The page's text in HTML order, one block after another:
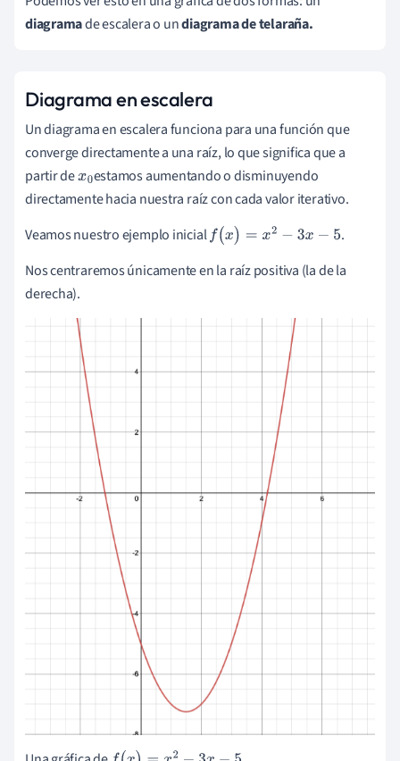
diagramade escalera o undiagrama de telaraña.
Diagrama en escalera
Un diagrama en escalera funciona para una función que
converge directamente a una raíz, lo que significa que a
partir dex0estamos aumentando o disminuyendo
directamente hacia nuestra raíz con cada valor iterativo.
Veamos nuestro ejemplo inicialf(x)=x 2-3 x-5
.
Nos centraremos únicamente en la raíz positiva (la de la
derecha).